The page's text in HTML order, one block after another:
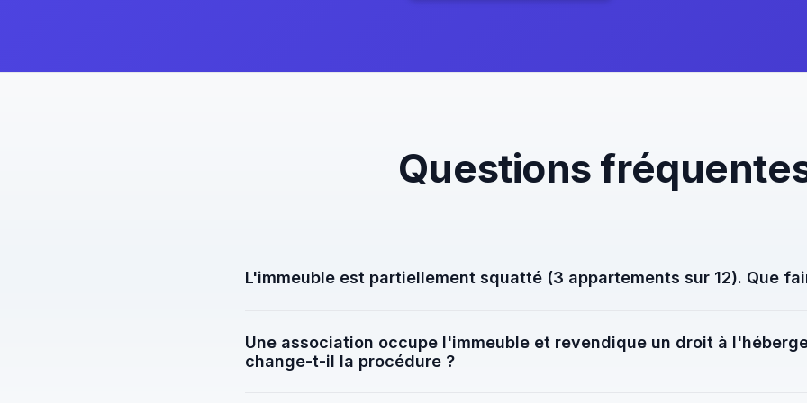
Questions
L'immeuble est partiellement squatté (3 appartements sur 12). Que
administrative (article 38 DALO), avec coordination du syndic pour les parties
standards 2-4 semaines.
Une association occupe l'immeuble et revendique un droit à
change-t-il la procédure ?